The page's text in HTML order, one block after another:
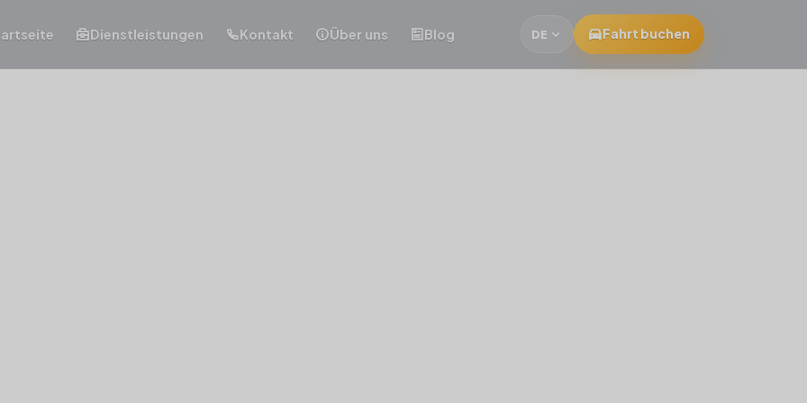
Dienstleistungen Kontakt Über uns Blog DE Fahrt buchen